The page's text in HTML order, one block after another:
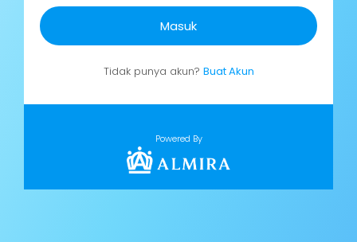
Masuk
Tidak punya akun? Buat Akun
Powered By